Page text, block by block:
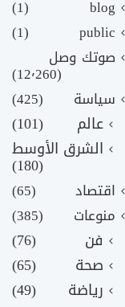
blog
(1)
public
(1)
صوتك وصل
(12٬260)
سياسة
(425)
عالم
(101)
الشرق الأوسط
(180)
اقتصاد
(65)
منوعات
(385)
فن
(76)
صحة
(65)
رياضة
(49)